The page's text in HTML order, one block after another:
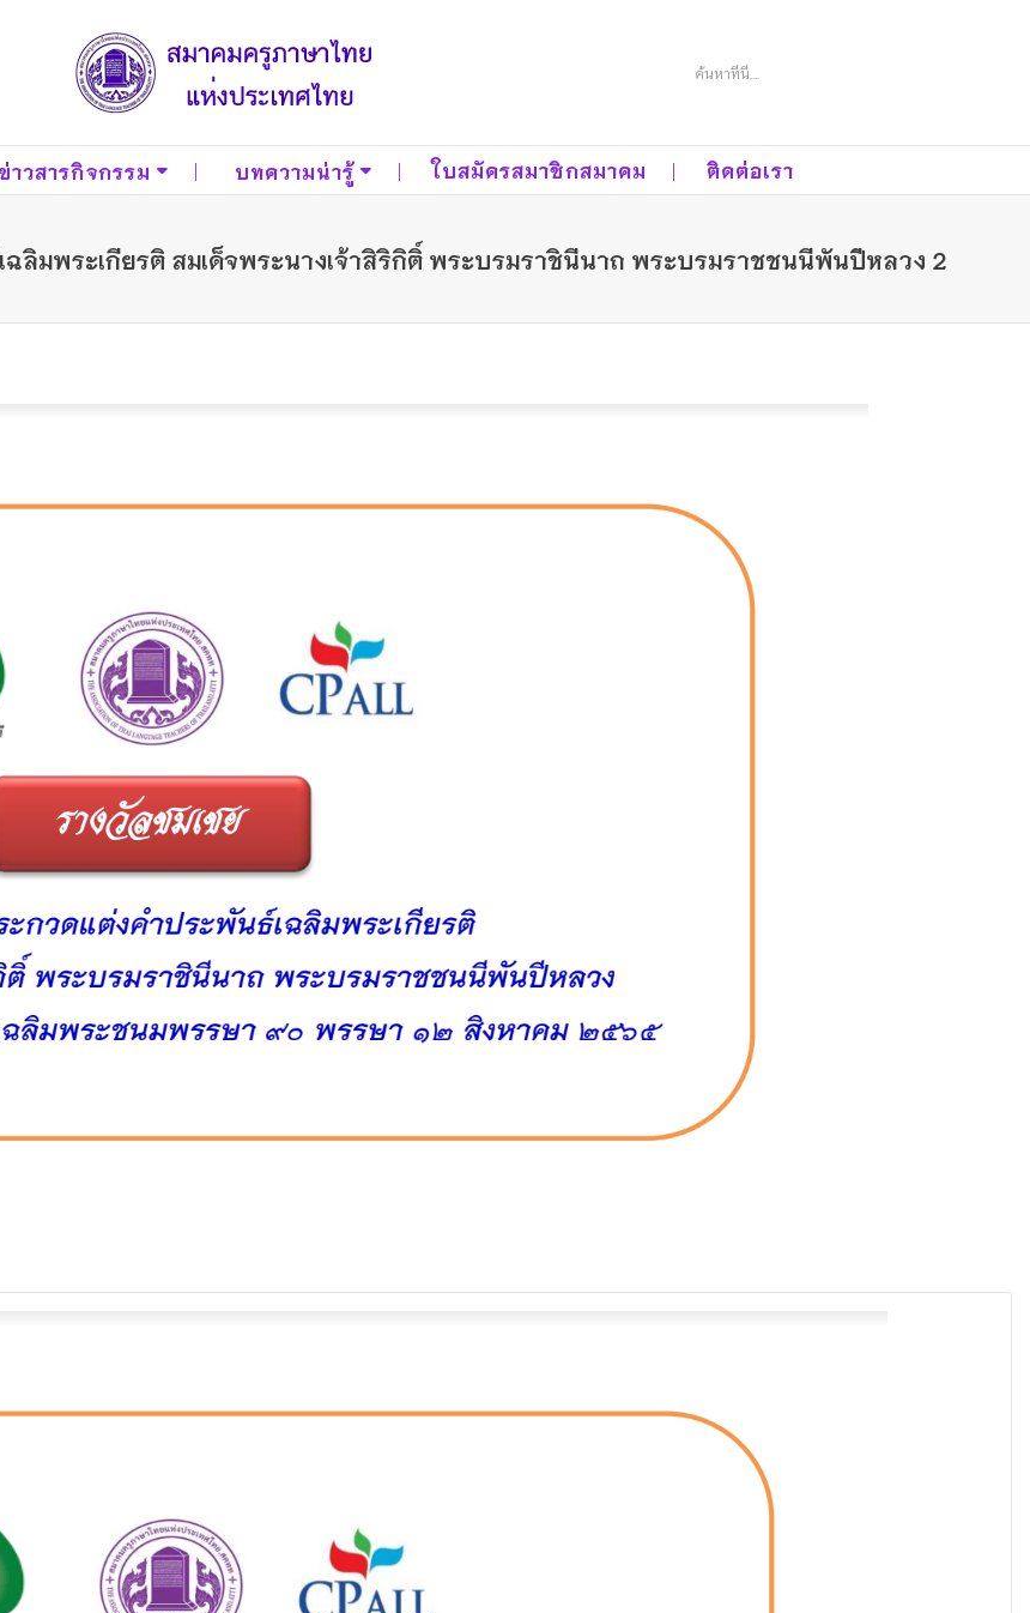
ข่าวสารกิจกรรม บทความน่ารู้ ใบสมัครสมาชิกสมาคม ติดต่อเรา
ฉลิมพระเกียรติ สมเด็จพระนางเจ้าสิริกิติ์ พระบรมราชินีนาถ พระบรมราชชนนีพันปีหลวง 2